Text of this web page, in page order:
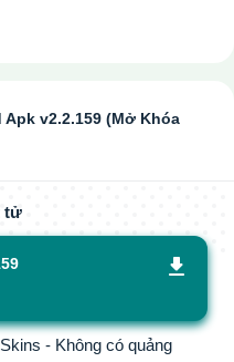
v2.2.159 (Mở Khóa
tử
- Không có quảng